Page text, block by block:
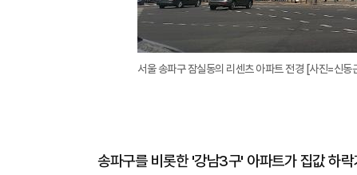
서울 송파구 잠실동의 리센츠 아파트 전경 [사진=신동
송파구를 비롯한 '강남3구' 아파트가 집값 하